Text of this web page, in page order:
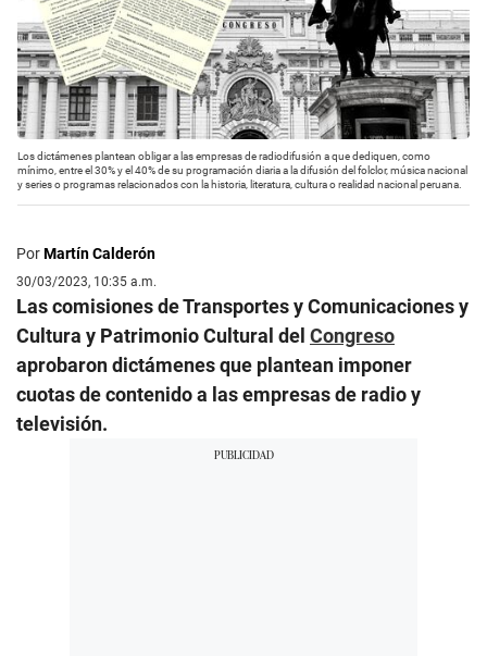
Los dictámenes plantean obligar a las empresas de radiodifusión a que dediquen, como
mínimo, entre el 30% y el 40% de su programación diaria a la difusión del folclor, música nacional
y series o programas relacionados con la historia, literatura, cultura o realidad nacional peruana.
PorMartín Calderón
30/03/2023, 10:35 a.m.
Las comisiones de Transportes y Comunicaciones y
Cultura y Patrimonio Cultural del Congreso
aprobaron dictámenes que plantean imponer
cuotas de contenido a las empresas de radio y
televisión.